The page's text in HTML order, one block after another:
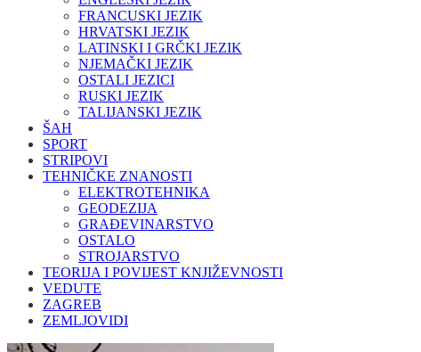
FRANCUSKI JEZIK
HRVATSKI JEZIK
LATINSKI I GRČKI JEZIK
NJEMAČKI JEZIK
OSTALI JEZICI
RUSKI JEZIK
TALIJANSKI JEZIK
ŠAH
SPORT
STRIPOVI
TEHNIČKE ZNANOSTI
ELEKTROTEHNIKA
GEODEZIJA
GRAĐEVINARSTVO
OSTALO
STROJARSTVO
TEORIJA I POVIJEST KNJIŽEVNOSTI
VEDUTE
ZAGREB
ZEMLJOVIDI